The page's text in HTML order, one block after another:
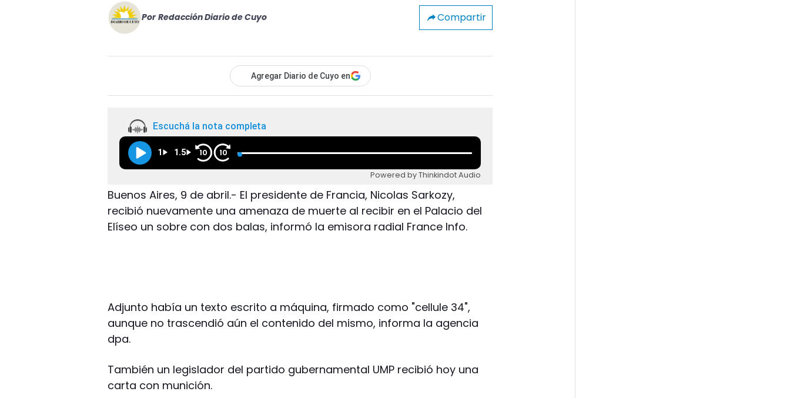
Por Redacción Diario de Cuyo Compartir
Agregar Diario de Cuyo en
Escuchá la nota completa
1 1.5 10 10
Powered by Thinkindot Audio
Buenos Aires, 9 de abril.- El presidente de Francia, Nicolas Sarkozy,
recibió nuevamente una amenaza de muerte al recibir en el Palacio del
Elíseo un sobre con dos balas, informó la emisora radial France Info.
Adjunto había un texto escrito a máquina, firmado como "cellule 34",
aunque no trascendió aún el contenido del mismo, informa la agencia
dpa.
También un legislador del partido gubernamental UMP recibió hoy una
carta con munición.